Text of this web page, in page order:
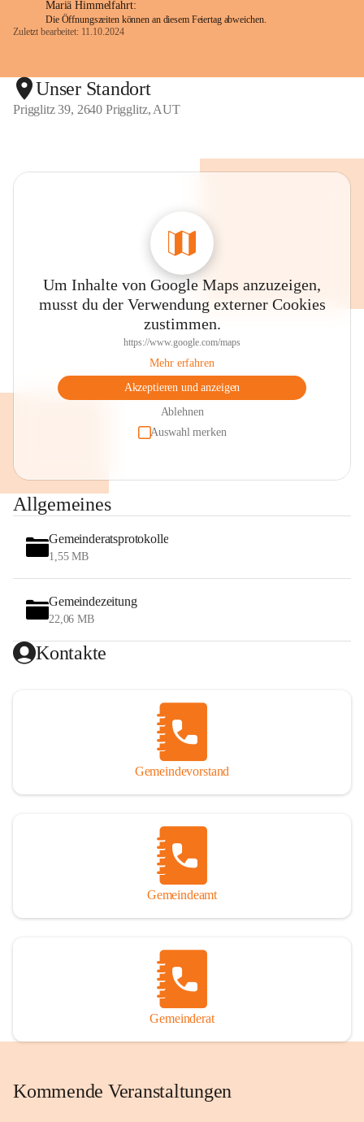
Mariä Himmelfahrt:
Die Öffnungszeiten können an diesem Feiertag abweichen.
Zuletzt bearbeitet: 11.10.2024
Unser Standort
Prigglitz 39, 2640 Prigglitz, AUT
Um Inhalte von Google Maps anzuzeigen,
musst du der Verwendung externer Cookies
zustimmen.
https://www.google.com/maps
Mehr erfahren
Akzeptieren und anzeigen
Ablehnen
Auswahl merken
Allgemeines
Gemeinderatsprotokolle
1,55 MB
Gemeindezeitung
22,06 MB
Kontakte
Gemeindevorstand
Gemeindeamt
Gemeinderat
Kommende Veranstaltungen